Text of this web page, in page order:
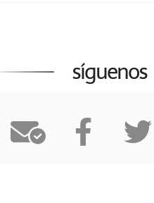
síguenos